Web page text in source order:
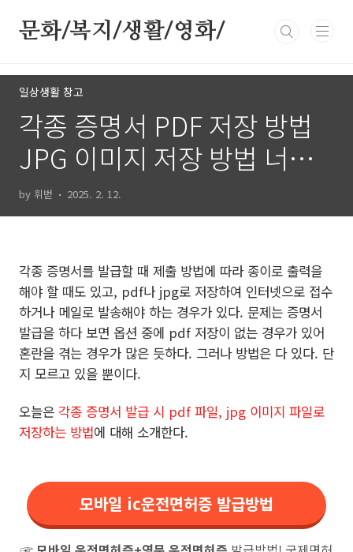
문화/복지/생활/영화/
일상생활 창고
각종 증명서 PDF 저장 방법
JPG 이미지 저장 방법 너무
간단해서 허망
by 휘벋 2025. 2. 12.
각종 증명서를 발급할 때 제출 방법에 따라 종이로 출력을
해야 할 때도 있고, pdf나 jpg로 저장하여 인터넷으로 접수
하거나 메일로 발송해야 하는 경우가 있다. 문제는 증명서
발급을 하다 보면 옵션 중에 pdf 저장이 없는 경우가 있어
혼란을 겪는 경우가 많은 듯하다. 그러나 방법은 다 있다. 단
지 모르고 있을 뿐이다.
오늘은 각종 증명서 발급 시 pdf 파일, jpg 이미지 파일로
저장하는 방법에 대해 소개한다.
모바일 ic운전면허증 발급방법